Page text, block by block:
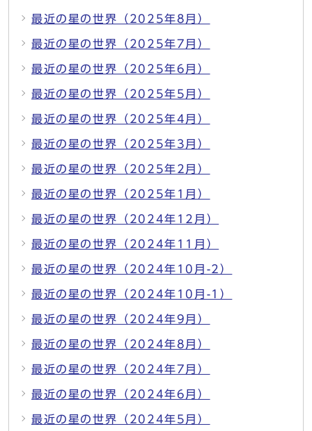
最近の星の世界（2025年8月）
最近の星の世界（2025年7月）
最近の星の世界（2025年6月）
最近の星の世界（2025年5月）
最近の星の世界（2025年4月）
最近の星の世界（2025年3月）
最近の星の世界（2025年2月）
最近の星の世界（2025年1月）
最近の星の世界（2024年12月）
最近の星の世界（2024年11月）
最近の星の世界（2024年10月-2）
最近の星の世界（2024年10月-1）
最近の星の世界（2024年9月）
最近の星の世界（2024年8月）
最近の星の世界（2024年7月）
最近の星の世界（2024年6月）
最近の星の世界（2024年5月）